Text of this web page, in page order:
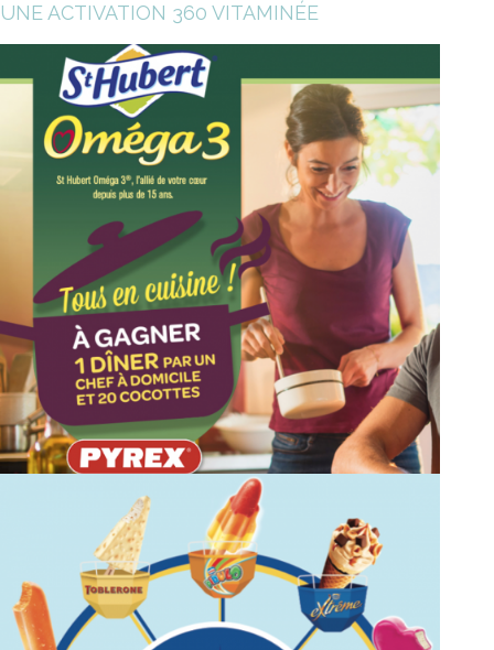
UNE ACTIVATION 360 VITAMINÉE
ST HUBERT OMÉGA3
TOUS EN CUISINE !